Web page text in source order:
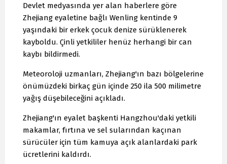
Devlet medyasında yer alan haberlere göre
Zhejiang eyaletine bağlı Wenling kentinde 9
yaşındaki bir erkek çocuk denize sürüklenerek
kayboldu. Çinli yetkililer henüz herhangi bir can
kaybı bildirmedi.
Meteoroloji uzmanları, Zhejiang'ın bazı bölgelerine
önümüzdeki birkaç gün içinde 250 ila 500 milimetre
yağış düşebileceğini açıkladı.
Zhejiang'ın eyalet başkenti Hangzhou'daki yetkili
makamlar, fırtına ve sel sularından kaçınan
sürücüler için tüm kamuya açık alanlardaki park
ücretlerini kaldırdı.